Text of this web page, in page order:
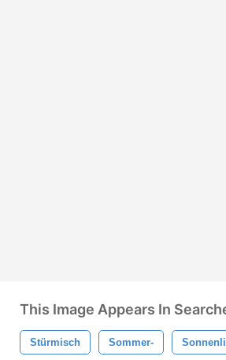
This Image Appears In
Stürmisch Sommer-